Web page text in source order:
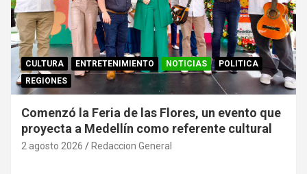
CULTURA ENTRETENIMIENTO NOTICIAS
POLITICA
REGIONES
Comenzó la Feria de las Flores, un evento que
proyecta a Medellín como referente cultural
2 agosto 2026 Redaccion General